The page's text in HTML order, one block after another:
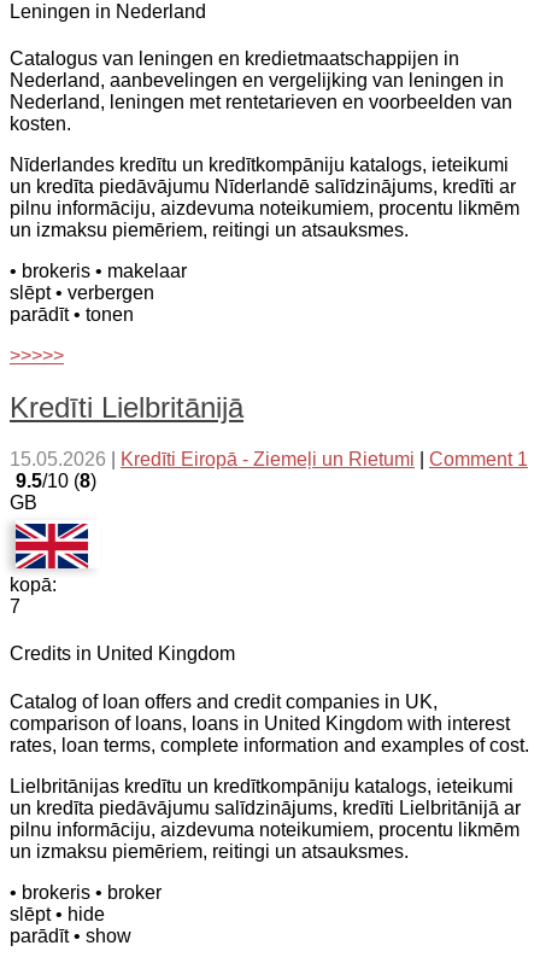
Leningen in Nederland
Catalogus van leningen en kredietmaatschappijen in
Nederland, aanbevelingen en vergelijking van leningen in
Nederland, leningen met rentetarieven en voorbeelden van
kosten.
Nīderlandes kredītu un kredītkompāniju katalogs, ieteikumi
un kredīta piedāvājumu Nīderlandē salīdzinājums, kredīti ar
pilnu informāciju, aizdevuma noteikumiem, procentu likmēm
un izmaksu piemēriem, reitingi un atsauksmes.
• brokeris • makelaar
slēpt• verbergen
parādīt• tonen
>>>>>
Kredīti Lielbritānijā
15.05.2026 Kredīti Eiropā - Ziemeļi un Rietumi
Comment 1
9.5/10 (8)
GB
kopā:
7
Credits in United Kingdom
Catalog of loan offers and credit companies in UK,
comparison of loans, loans in United Kingdom with interest
rates, loan terms, complete information and examples of cost.
Lielbritānijas kredītu un kredītkompāniju katalogs, ieteikumi
un kredīta piedāvājumu salīdzinājums, kredīti Lielbritānijā ar
pilnu informāciju, aizdevuma noteikumiem, procentu likmēm
un izmaksu piemēriem, reitingi un atsauksmes.
• brokeris • broker
slēpt• hide
parādīt• show